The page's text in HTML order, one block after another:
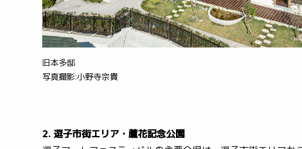
旧本多邸
写真撮影:小野寺宗貴
2. 逗子市街エリア・蘆花記念公園